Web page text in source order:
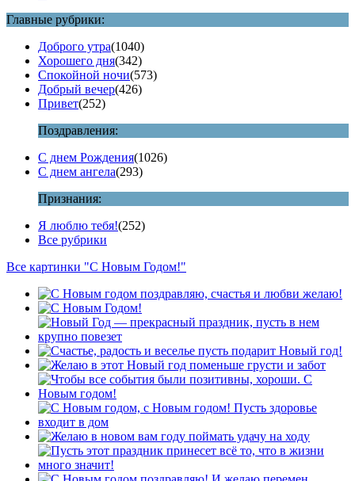
Главные рубрики:
Доброго утра(1040)
Хорошего дня(342)
Спокойной ночи(573)
Добрый вечер(426)
Привет(252)
Поздравления:
С днем Рождения(1026)
С днем ангела(293)
Признания:
Я люблю тебя!(252)
Все рубрики
Все картинки "С Новым Годом!"